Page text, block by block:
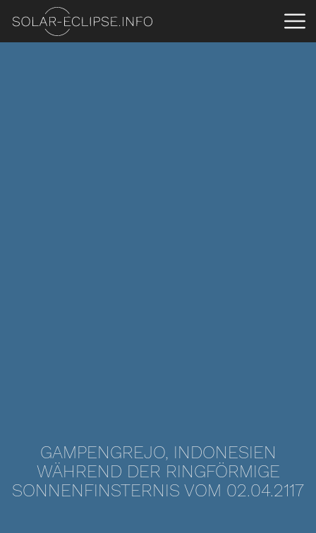
GAMPENGREJO, INDONESIEN
WÄHREND DER RINGFÖRMIGE
SONNENFINSTERNIS VOM 02.04.2117